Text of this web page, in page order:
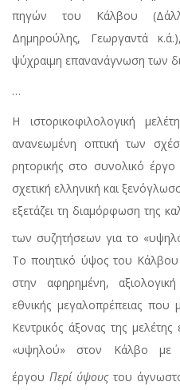
πηγών του Κάλβου
Δημηρούλης, Γεωργαντά
ψύχραιμη επανανάγνωση των
…
Η ιστορικοφιλολογική
ανανεωμένη οπτική των
ρητορικής στο συνολικό
σχετική ελληνική και
εξετάζει τη διαμόρφωση της
των συζητήσεων για το
Το ποιητικό ύψος του Κάλβου
στην αφηρημένη,
εθνικής μεγαλοπρέπειας
Κεντρικός άξονας της
«υψηλού» στον Κάλβο με
έργου Περί ύψουςτου